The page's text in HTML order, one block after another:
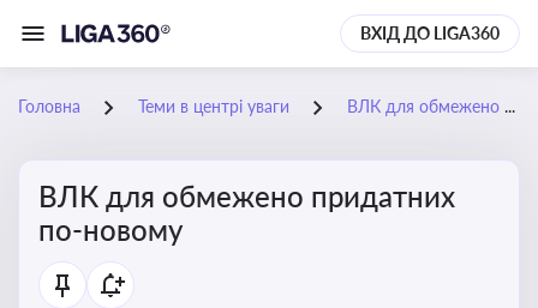
ВХІД ДО LIGA360
Головна Теми в центрі уваги ВЛК для обмежено придатних по-новому
ВЛК для обмежено придатних
по-новому